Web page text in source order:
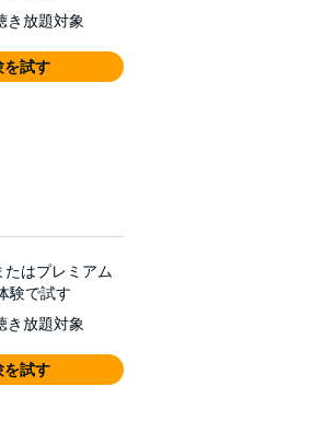
き放題対象
を試す
たはプレミアム
験で試す
き放題対象
を試す